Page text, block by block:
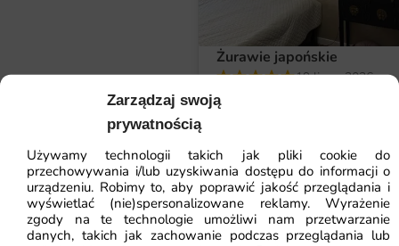
Zarządzaj swoją
prywatnością
Używamy technologii takich jak pliki cookie do
przechowywania i/lub uzyskiwania dostępu do informacji o
urządzeniu. Robimy to, aby poprawić jakość przeglądania i
wyświetlać (nie)spersonalizowane reklamy. Wyrażenie
zgody na te technologie umożliwi nam przetwarzanie
danych, takich jak zachowanie podczas przeglądania lub
Każdą fototapetę wykonujemy na indywidualne
zamówienie w wymiarach dopasowanych do Twojej
ściany. W formularzu określisz szerokość i wysokość, a my
przeskalujemy kompozycję z zachowaniem proporcji.
Montaż jest prosty i nie wymaga doświadczenia. Do
każdego zamówienia dołączamy instrukcję i numerację
pasów. Flizelinę przykleja się klejem na ścianę, a wersja
samoprzylepna nie wymaga kleju w ogóle.
Żurawie japońskie
19 lipca, 2026
Tapeta jest przepiękna,a jakość
Marta Radzicka
ZOBACZ WSZYSTKIE